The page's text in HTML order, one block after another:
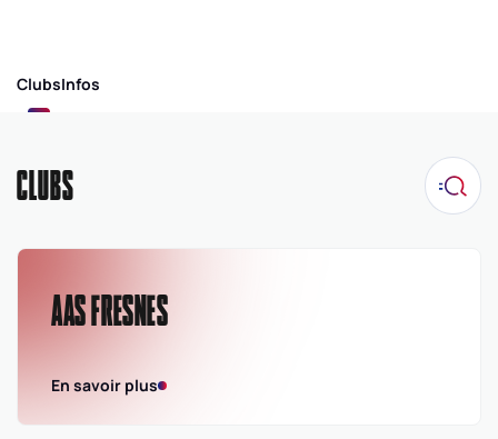
ClubsInfos
CLUBS
AAS FRESNES
En savoir plus